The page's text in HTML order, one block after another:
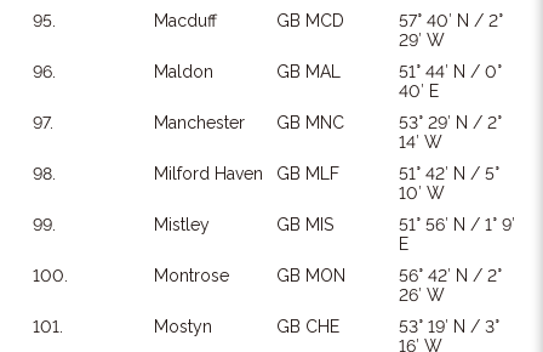
95.
Macduff GB MCD
57° 40′ N / 2°
29′ W
96.
Maldon GB MAL
51° 44′ N / 0°
40′ E
97.
Manchester GB MNC
53° 29′ N / 2°
14′ W
98.
Milford Haven GB MLF
51° 42′ N / 5°
10′ W
99.
Mistley GB MIS
51° 56′ N / 1° 9′
E
100.
Montrose GB MON
56° 42′ N / 2°
26′ W
101.
Mostyn GB CHE
53° 19′ N / 3°
16′ W